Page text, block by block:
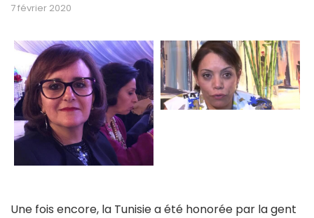
7 février 2020
Une fois encore, la Tunisie a été honorée par la gent